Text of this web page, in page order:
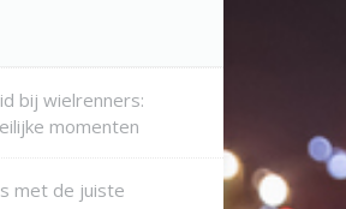
bij wielrenners:
momenten
met de juiste